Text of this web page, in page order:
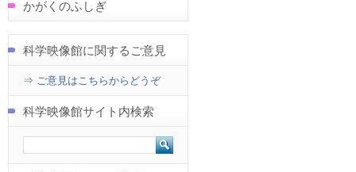
かがくのふしぎ
科学映像館に関するご意見
⇒ ご意見はこちらからどうぞ
科学映像館サイト内検索